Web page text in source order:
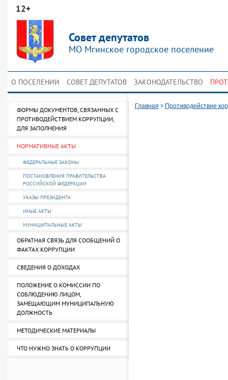
12+
Совет депутатов
МО Мгинское городское поселение
О ПОСЕЛЕНИИ СОВЕТ ДЕПУТАТОВ ЗАКОНОДАТЕЛЬСТВО
ФОРМЫ ДОКУМЕНТОВ, СВЯЗАННЫХ С
ПРОТИВОДЕЙСТВИЕМ КОРРУПЦИИ,
ДЛЯ ЗАПОЛНЕНИЯ
НОРМАТИВНЫЕ АКТЫ
ФЕДЕРАЛЬНЫЕ ЗАКОНЫ
ПОСТАНОВЛЕНИЯ ПРАВИТЕЛЬСТВА
РОССИЙСКОЙ ФЕДЕРАЦИИ
УКАЗЫ ПРЕЗИДЕНТА
ИНЫЕ АКТЫ
МУНИЦИПАЛЬНЫЕ АКТЫ
ОБРАТНАЯ СВЯЗЬ ДЛЯ СООБЩЕНИЙ О
ФАКТАХ КОРРУПЦИИ
СВЕДЕНИЯ О ДОХОДАХ
ПОЛОЖЕНИЕ О КОМИССИИ ПО
СОБЛЮДЕНИЮ ЛИЦОМ,
ЗАМЕЩАЮЩИМ МУНИЦИПАЛЬНУЮ
ДОЛЖНОСТЬ
МЕТОДИЧЕСКИЕ МАТЕРИАЛЫ
ЧТО НУЖНО ЗНАТЬ О КОРРУПЦИИ
Главная > Противодействие